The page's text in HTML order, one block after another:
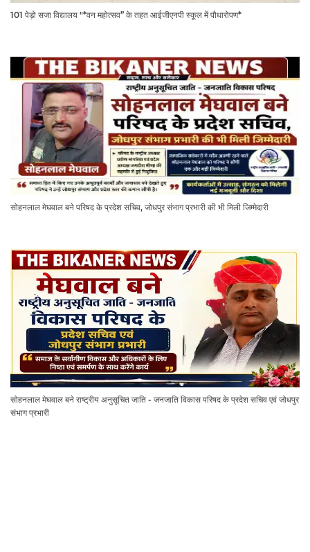
101 पेड़ो सजा विद्यालय "*वन महोत्सव” के तहत आईजीएनपी स्कूल में पौधारोपण*
सोहनलाल मेघवाल बने परिषद के प्रदेश सचिव, जोधपुर संभाग प्रभारी की भी मिली जिम्मेदारी
सोहनलाल मेघवाल बने राष्ट्रीय अनुसूचित जाति - जनजाति विकास परिषद के प्रदेश सचिव एवं जोधपुर
संभाग प्रभारी